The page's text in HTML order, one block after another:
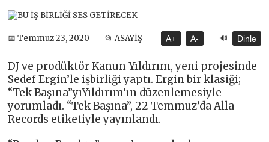
📅 Temmuz 23, 2020 📂 ASAYİŞ A+ A- 🔊 Dinle
DJ ve prodüktör Kanun Yıldırım, yeni projesinde
Sedef Ergin’le işbirliği yaptı. Ergin bir klasiği;
“Tek Başına”yıYıldırım’ın düzenlemesiyle
yorumladı. “Tek Başına”, 22 Temmuz’da Alla
Records etiketiyle yayınlandı.